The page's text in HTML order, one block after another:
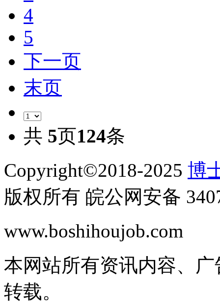
4
5
下一页
末页
共 5页124条
Copyright©2018-2025 博
版权所有 皖公网安备
www.boshihoujob.com
本网站所有资讯内容、
转载。